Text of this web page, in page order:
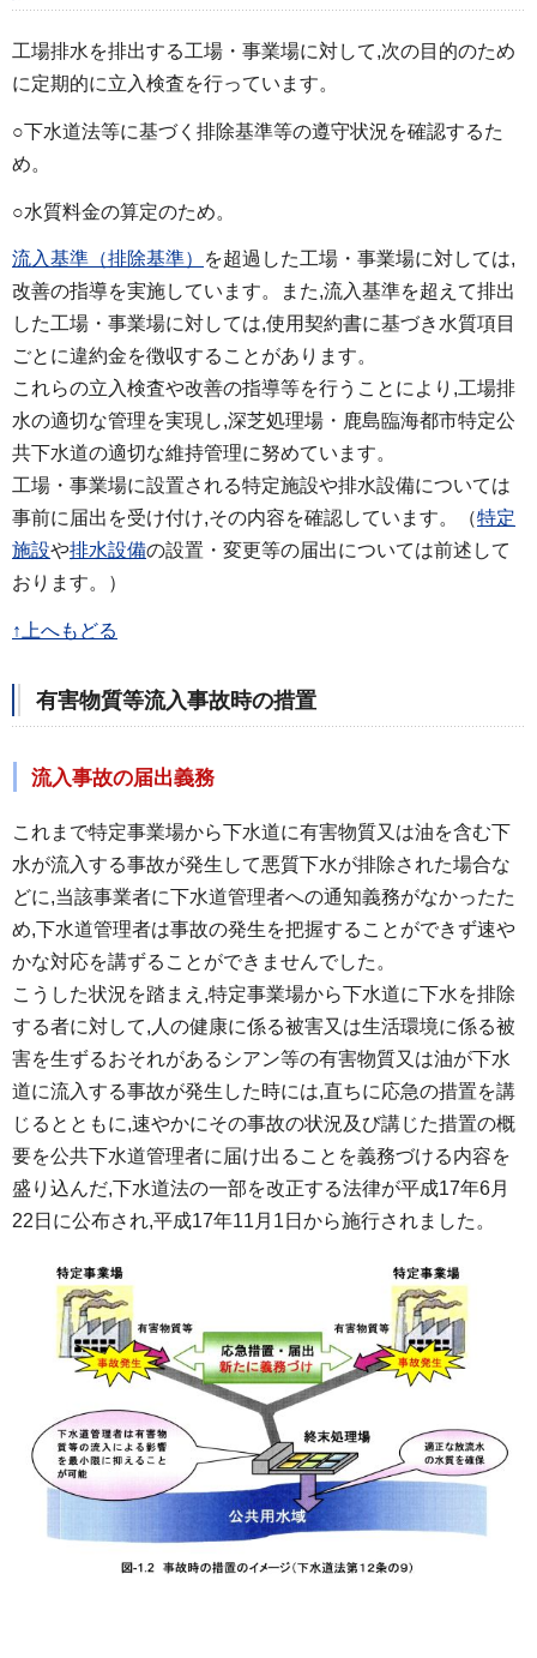
工場排水を排出する工場・事業場に対して,次の目的のため
に定期的に立入検査を行っています。
○下水道法等に基づく排除基準等の遵守状況を確認するた
め。
○水質料金の算定のため。
流入基準（排除基準）
を超過した工場・事業場に対しては,
改善の指導を実施しています。また,流入基準を超えて排出
した工場・事業場に対しては,使用契約書に基づき水質項目
ごとに違約金を徴収することがあります。
これらの立入検査や改善の指導等を行うことにより,工場排
水の適切な管理を実現し,深芝処理場・鹿島臨海都市特定公
共下水道の適切な維持管理に努めています。
工場・事業場に設置される特定施設や排水設備については
事前に届出を受け付け,その内容を確認しています。（特定
施設や排水設備の設置・変更等の届出については前述して
おります。）
↑上へもどる
有害物質等流入事故時の措置
流入事故の届出義務
これまで特定事業場から下水道に有害物質又は油を含む下
水が流入する事故が発生して悪質下水が排除された場合な
どに,当該事業者に下水道管理者への通知義務がなかったた
め,下水道管理者は事故の発生を把握することができず速や
かな対応を講ずることができませんでした。
こうした状況を踏まえ,特定事業場から下水道に下水を排除
する者に対して,人の健康に係る被害又は生活環境に係る被
害を生ずるおそれがあるシアン等の有害物質又は油が下水
道に流入する事故が発生した時には,直ちに応急の措置を講
じるとともに,速やかにその事故の状況及び講じた措置の概
要を公共下水道管理者に届け出ることを義務づける内容を
盛り込んだ,下水道法の一部を改正する法律が平成17年6月
22日に公布され,平成17年11月1日から施行されました。